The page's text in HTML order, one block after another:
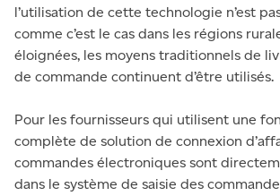
l’utilisation de cette technologie n’est
comme c’est le cas dans les régions
éloignées, les moyens traditionnels de
de commande continuent d’être utilisés.
Pour les fournisseurs qui utilisent une
complète de solution de connexion
commandes électroniques sont
dans le système de saisie des